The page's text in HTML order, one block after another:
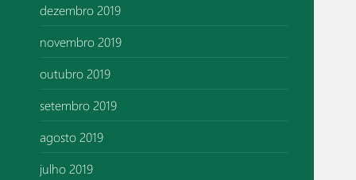
dezembro 2019
novembro 2019
outubro 2019
setembro 2019
agosto 2019
julho 2019